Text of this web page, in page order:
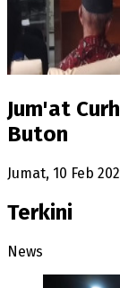
Jum'at
Buton
Jumat, 10 Feb
Terkini
News